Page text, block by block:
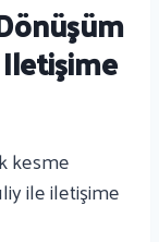
kesme
ile iletişime